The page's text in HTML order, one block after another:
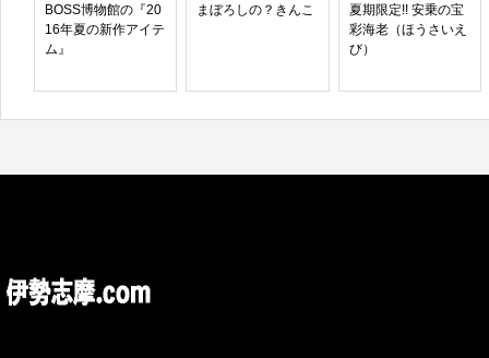
BOSS博物館の『20
16年夏の新作アイテ
ム』
まぼろしの？きんこ
夏期限定!! 安乗の宝
彩海老（ほうさいえ
び）